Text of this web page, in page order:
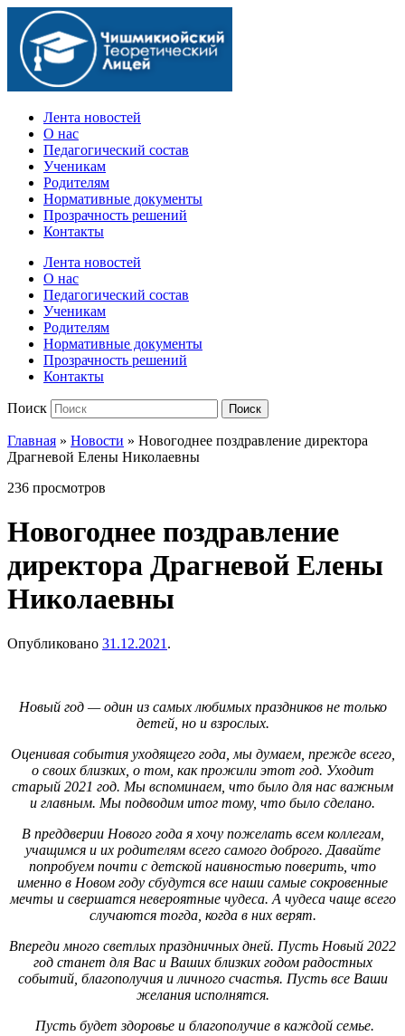
Официальный сайт учебного заведения
Лента новостей
О нас
Педагогический состав
Ученикам
Родителям
Нормативные документы
Прозрачность решений
Контакты
Лента новостей
О нас
Педагогический состав
Ученикам
Родителям
Нормативные документы
Прозрачность решений
Контакты
Поиск Поиск
Главная » Новости » Новогоднее поздравление директора
Драгневой Елены Николаевны
236 просмотров
Новогоднее поздравление
директора Драгневой Елены
Николаевны
Опубликовано 31.12.2021 .
Новый год — один из самых любимых праздников не только
детей, но и взрослых.
Оценивая события уходящего года, мы думаем, прежде всего,
о своих близких, о том, как прожили этот год. Уходит
старый 2021 год. Мы вспоминаем, что было для нас важным
и главным. Мы подводим итог тому, что было сделано.
В преддверии Нового года я хочу пожелать всем коллегам,
учащимся и их родителям всего самого доброго. Давайте
попробуем почти с детской наивностью поверить, что
именно в Новом году сбудутся все наши самые сокровенные
мечты и свершатся невероятные чудеса. А чудеса чаще всего
случаются тогда, когда в них верят.
Впереди много светлых праздничных дней. Пусть Новый 2022
год станет для Вас и Ваших близких годом радостных
событий, благополучия и личного счастья. Пусть все Ваши
желания исполнятся.
Пусть будет здоровье и благополучие в каждой семье.